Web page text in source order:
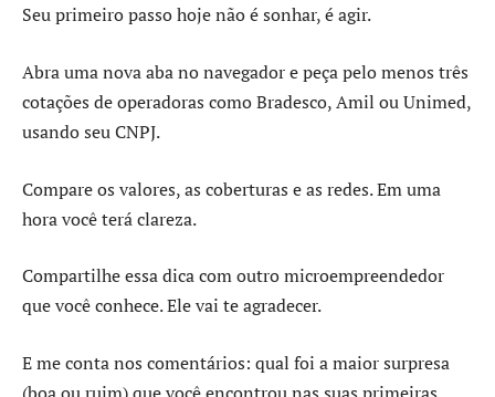
Seu primeiro passo hoje não é sonhar, é agir.
Abra uma nova aba no navegador e peça pelo menos três
cotações de operadoras como Bradesco, Amil ou Unimed,
usando seu CNPJ.
Compare os valores, as coberturas e as redes. Em uma
hora você terá clareza.
Compartilhe essa dica com outro microempreendedor
que você conhece. Ele vai te agradecer.
E me conta nos comentários: qual foi a maior surpresa